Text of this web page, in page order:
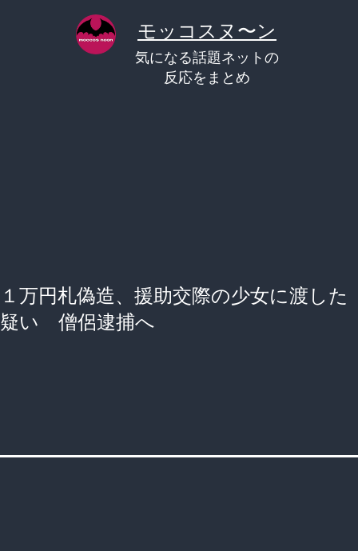
モッコスヌ〜ン
気になる話題ネットの
反応をまとめ
１万円札偽造、援助交際の少女に渡した
疑い 僧侶逮捕へ